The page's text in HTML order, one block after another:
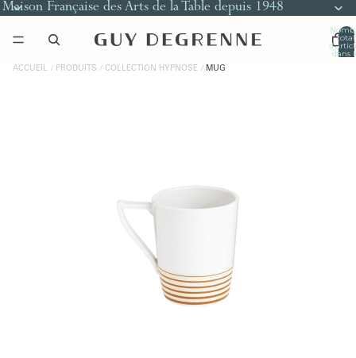
Maison Française des Arts de la Table depuis 1948
total
dans
ACCUEIL PRODUITS COLLECTION HYPNOSE MUG